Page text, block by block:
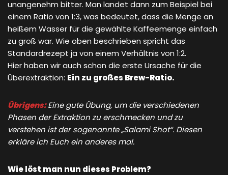
unangenehm bitter. Man landet dann zum Beispiel bei
einem Ratio von 1:3, was bedeutet, dass die Menge an
heißem Wasser für die gewählte Kaffeemenge einfach
zu groß war. Wie oben beschrieben spricht das
Standardrezept ja von einem Verhältnis von 1:2.
Hier haben wir auch schon die erste Ursache für die
Überextraktion: Ein zu großes Brew-Ratio.
Übrigens:Eine gute Übung, um die verschiedenen
Phasen der Extraktion zu erschmecken und zu
verstehen ist der sogenannte „Salami Shot“. Diesen
erkläre ich Euch ein anderes mal.
Wie löst man nun dieses Problem?